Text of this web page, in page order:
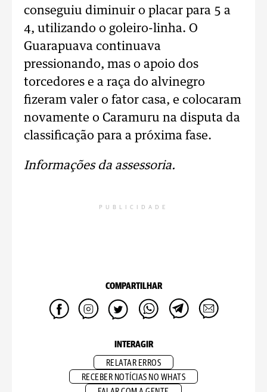
conseguiu diminuir o placar para 5 a
4, utilizando o goleiro-linha. O
Guarapuava continuava
pressionando, mas o apoio dos
torcedores e a raça do alvinegro
fizeram valer o fator casa, e colocaram
novamente o Caramuru na disputa da
classificação para a próxima fase.
Informações da assessoria.
PUBLICIDADE
COMPARTILHAR
INTERAGIR
RELATAR ERROS
RECEBER NOTÍCIAS NO WHATS